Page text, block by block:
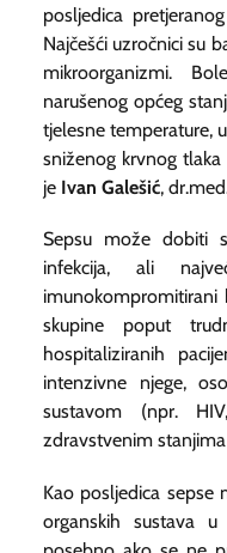
posljedica
Najčešći uzročnici su
mikroorganizmi.
narušenog općeg
tjelesne temperature,
sniženog krvnog tlaka
je Ivan Galešić,
Sepsu može dobiti
infekcija, ali
imunokompromitirani
skupine poput
hospitaliziranih
intenzivne njege,
sustavom (npr.
zdravstvenim
Kao posljedica sepse
organskih sustava